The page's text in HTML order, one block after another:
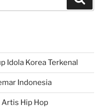
Idola Korea Terkenal
Indonesia
Artis Hip Hop